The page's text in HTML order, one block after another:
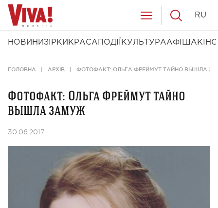
НОВИНИ ЗІРКИ КРАСА ПОДІЇ КУЛЬТУРААФІША КІНО
RU
ГОЛОВНА АРХІВ ФОТОФАКТ: ОЛЬГА ФРЕЙМУТ ТАЙНО ВЫШЛА
Фотофакт: Ольга Фреймут тайно
вышла замуж
30.06.2017